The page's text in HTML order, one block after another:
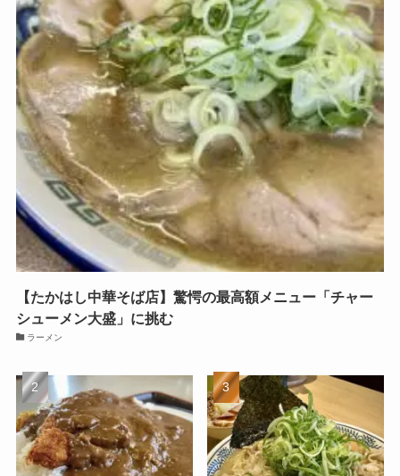
【たかはし中華そば店】驚愕の最高額メニュー「チャー
シューメン大盛」に挑む
ラーメン